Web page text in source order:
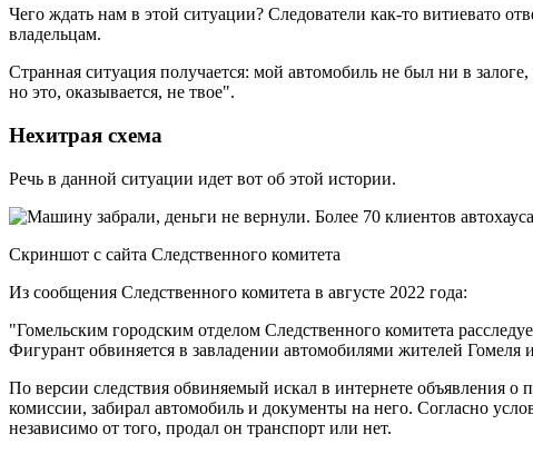
Чего ждать нам в этой ситуации? Следователи как-то витиевато
владельцам.
Странная ситуация получается: мой автомобиль не был ни в
но это, оказывается, не твое".
Нехитрая схема
Речь в данной ситуации идет вот об этой истории.
Скриншот с сайта Следственного комитета
Из сообщения Следственного комитета в августе 2022 года:
"Гомельским городским отделом Следственного комитета
Фигурант обвиняется в завладении автомобилями жителей Гомеля
По версии следствия обвиняемый искал в интернете объявления
комиссии, забирал автомобиль и документы на него. Согласно
независимо от того, продал он транспорт или нет.